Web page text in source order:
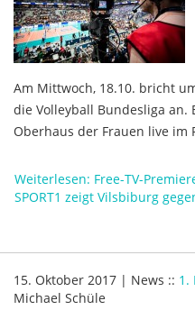
Am Mittwoch, 18.10. bricht
die Volleyball Bundesliga an.
Oberhaus der Frauen live im
Weiterlesen: Free-TV-
SPORT1 zeigt Vilsbiburg
15. Oktober 2017 | News :: 1.
Michael Schüle